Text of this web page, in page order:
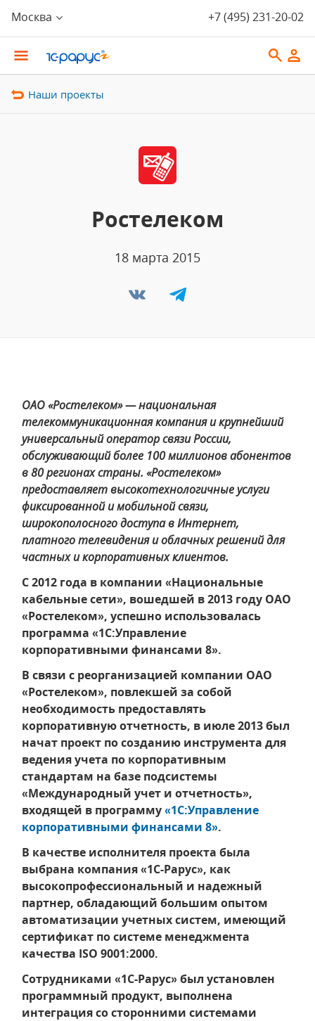
Москва +7 (495) 231-20-02
Наши проекты
Ростелеком
18 марта 2015
ОАО «Ростелеком» — национальная
телекоммуникационная компания и крупнейший
универсальный оператор связи России,
обслуживающий более 100 миллионов абонентов
в 80 регионах страны. «Ростелеком»
предоставляет высокотехнологичные услуги
фиксированной и мобильной связи,
широкополосного доступа в Интернет,
платного телевидения и облачных решений для
частных и корпоративных клиентов.
C 2012 года в компании «Национальные
кабельные сети», вошедшей в 2013 году ОАО
«Ростелеком», успешно использовалась
программа «1С:Управление
корпоративными финансами 8».
В связи с реорганизацией компании ОАО
«Ростелеком», повлекшей за собой
необходимость предоставлять
корпоративную отчетность, в июле 2013 был
начат проект по созданию инструмента для
ведения учета по корпоративным
стандартам на базе подсистемы
«Международный учет и отчетность»,
входящей в программу«1С:Управление
корпоративными финансами 8».
В качестве исполнителя проекта была
выбрана компания «1С-Рарус», как
высокопрофессиональный и надежный
партнер, обладающий большим опытом
автоматизации учетных систем, имеющий
сертификат по системе менеджмента
качества ISO 9001:2000.
Сотрудниками «1С-Рарус» был установлен
программный продукт, выполнена
интеграция со сторонними системами